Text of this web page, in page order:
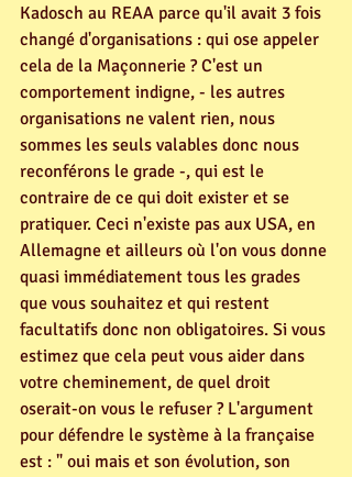
Kadosch au REAA parce qu'il avait 3 fois
changé d'organisations : qui ose appeler
cela de la Maçonnerie ? C'est un
comportement indigne, - les autres
organisations ne valent rien, nous
sommes les seuls valables donc nous
reconférons le grade -, qui est le
contraire de ce qui doit exister et se
pratiquer. Ceci n'existe pas aux USA, en
Allemagne et ailleurs où l'on vous donne
quasi immédiatement tous les grades
que vous souhaitez et qui restent
facultatifs donc non obligatoires. Si vous
estimez que cela peut vous aider dans
votre cheminement, de quel droit
oserait-on vous le refuser ? L'argument
pour défendre le système à la française
est : " oui mais et son évolution, son